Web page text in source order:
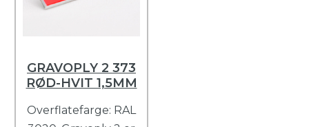
GRAVOPLY 2 373
RØD-HVIT 1,5MM
Overflatefarge: RAL